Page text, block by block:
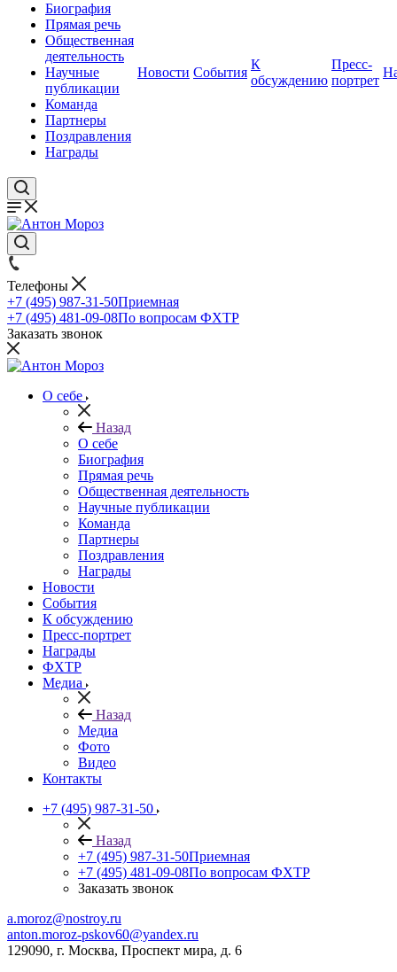
Биография
Прямая речь
Общественная
деятельность
Научные
публикации
Команда
Партнеры
Поздравления
Награды
Новости События
К
обсуждению
Пресс-
портрет
Телефоны
+7 (495) 987-31-50Приемная
+7 (495) 481-09-08По вопросам ФХТР
Заказать звонок
О себе
Назад
О себе
Биография
Прямая речь
Общественная деятельность
Научные публикации
Команда
Партнеры
Поздравления
Награды
Новости
События
К обсуждению
Пресс-портрет
Награды
ФХТР
Медиа
Назад
Медиа
Фото
Видео
Контакты
+7 (495) 987-31-50
Назад
+7 (495) 987-31-50Приемная
+7 (495) 481-09-08По вопросам ФХТР
Заказать звонок
a.moroz@nostroy.ru
anton.moroz-pskov60@yandex.ru
129090, г. Москва, Проспект мира, д. 6